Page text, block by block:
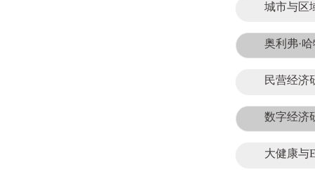
城市与区
奥利弗·
民营经济
数字经济
大健康与